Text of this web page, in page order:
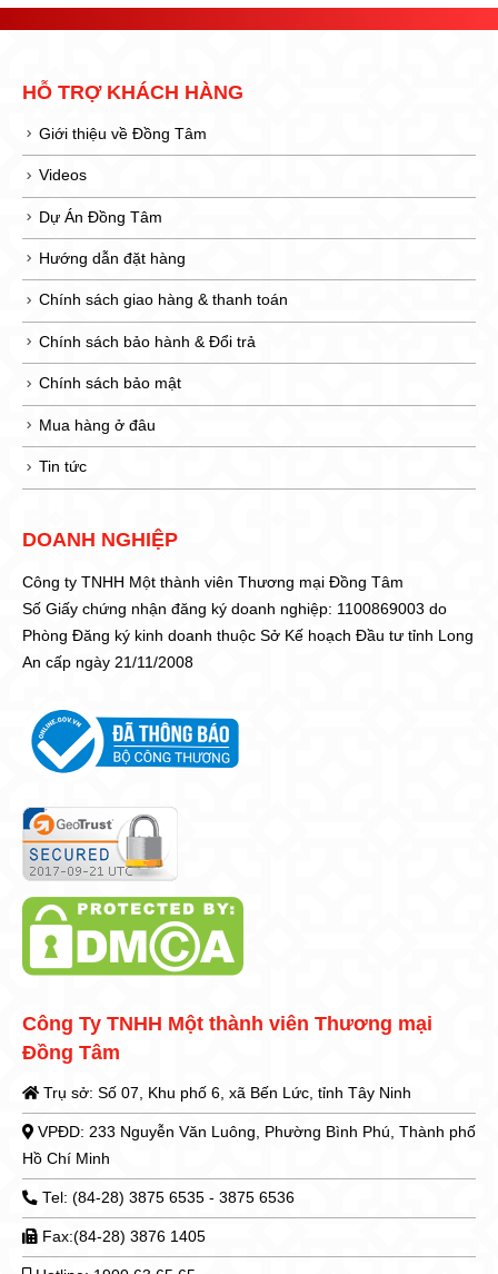
HỖ TRỢ KHÁCH HÀNG
Giới thiệu về Đồng Tâm
Videos
Dự Án Đồng Tâm
Hướng dẫn đặt hàng
Chính sách giao hàng & thanh toán
Chính sách bảo hành & Đổi trả
Chính sách bảo mật
Mua hàng ở đâu
Tin tức
DOANH NGHIỆP
Công ty TNHH Một thành viên Thương mại Đồng Tâm
Số Giấy chứng nhận đăng ký doanh nghiệp: 1100869003 do
Phòng Đăng ký kinh doanh thuộc Sở Kế hoạch Đầu tư tỉnh Long
An cấp ngày 21/11/2008
Công Ty TNHH Một thành viên Thương mại
Đồng Tâm
Trụ sở: Số 07, Khu phố 6, xã Bến Lức, tỉnh Tây Ninh
VPĐD: 233 Nguyễn Văn Luông, Phường Bình Phú, Thành phố
Hồ Chí Minh
Tel: (84-28) 3875 6535 - 3875 6536
Fax:(84-28) 3876 1405